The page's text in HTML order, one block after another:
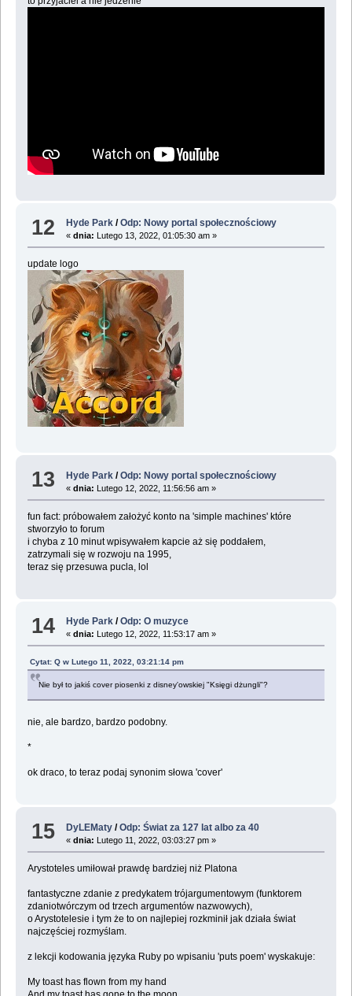
12 Hyde Park /Odp: Nowy portal społecznościowy
«dnia: Lutego 13, 2022, 01:05:30 am »
update logo
13 Hyde Park /Odp: Nowy portal społecznościowy
«dnia: Lutego 12, 2022, 11:56:56 am »
fun fact: próbowałem założyć konto na 'simple machines' które
stworzyło to forum
i chyba z 10 minut wpisywałem kapcie aż się poddałem,
zatrzymali się w rozwoju na 1995,
teraz się przesuwa pucla, lol
14 Hyde Park /Odp: O muzyce
«dnia: Lutego 12, 2022, 11:53:17 am »
Cytat: Q w Lutego 11, 2022, 03:21:14 pm
Nie był to jakiś cover piosenki z disney'owskiej "Księgi dżungli"?
nie, ale bardzo, bardzo podobny.
*
ok draco, to teraz podaj synonim słowa 'cover'
15 DyLEMaty /Odp: Świat za 127 lat albo za 40
«dnia: Lutego 11, 2022, 03:03:27 pm »
Arystoteles umiłował prawdę bardziej niż Platona
fantastyczne zdanie z predykatem trójargumentowym (funktorem
zdaniotwórczym od trzech argumentów nazwowych),
o Arystotelesie i tym że to on najlepiej rozkminił jak działa świat
najczęściej rozmyślam.
z lekcji kodowania języka Ruby po wpisaniu 'puts poem' wyskakuje:
My toast has flown from my hand